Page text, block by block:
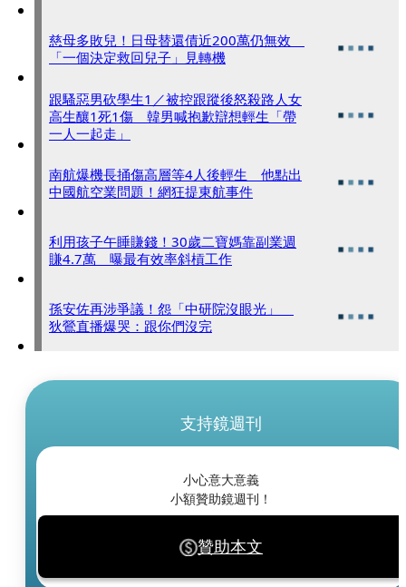
慈母多敗兒！日母替還債近200萬仍無效
「一個決定救回兒子」見轉機
跟騷惡男砍學生1／被控跟蹤後怒殺路人女
高生釀1死1傷 韓男喊抱歉辯想輕生「帶
一人一起走」
南航爆機長捅傷高層等4人後輕生 他點出
中國航空業問題！網狂提東航事件
利用孩子午睡賺錢！30歲二寶媽靠副業週
賺4.7萬 曝最有效率斜槓工作
孫安佐再涉爭議！怨「中研院沒眼光」
狄鶯直播爆哭：跟你們沒完
支持鏡週刊
小心意大意義
小額贊助鏡週刊！
贊助本文